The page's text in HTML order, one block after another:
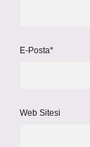
E-Posta*
Web Sitesi